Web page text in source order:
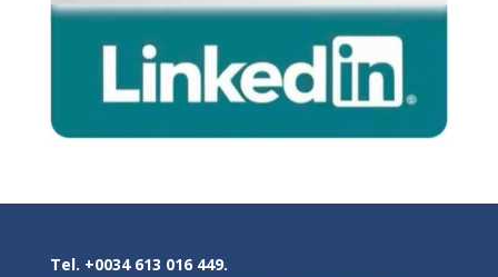
Tel. +0034 613 016 449.